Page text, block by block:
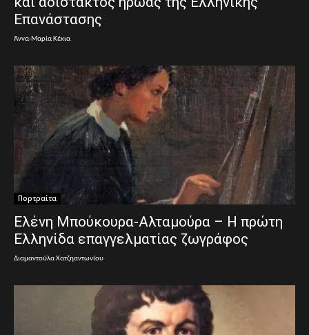
Επανάστασης
Άννα-Μαρία Κέκια
Πορτραίτα
Ελένη Μπούκουρα-Αλταμούρα – Η πρώτη
Ελληνίδα επαγγελματίας ζωγράφος
Διαμαντούλα Χατζηαντωνίου